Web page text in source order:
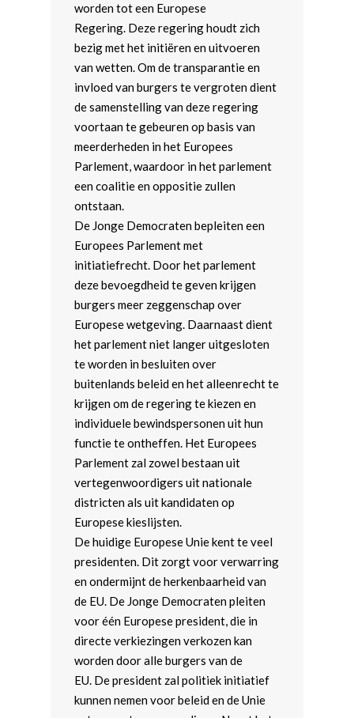
worden tot een Europese
Regering. Deze regering houdt zich
bezig met het initiëren en uitvoeren
van wetten. Om de transparantie en
invloed van burgers te vergroten dient
de samenstelling van deze regering
voortaan te gebeuren op basis van
meerderheden in het Europees
Parlement, waardoor in het parlement
een coalitie en oppositie zullen
ontstaan.
De Jonge Democraten bepleiten een
Europees Parlement met
initiatiefrecht. Door het parlement
deze bevoegdheid te geven krijgen
burgers meer zeggenschap over
Europese wetgeving. Daarnaast dient
het parlement niet langer uitgesloten
te worden in besluiten over
buitenlands beleid en het alleenrecht te
krijgen om de regering te kiezen en
individuele bewindspersonen uit hun
functie te ontheffen. Het Europees
Parlement zal zowel bestaan uit
vertegenwoordigers uit nationale
districten als uit kandidaten op
Europese kieslijsten.
De huidige Europese Unie kent te veel
presidenten. Dit zorgt voor verwarring
en ondermijnt de herkenbaarheid van
de EU. De Jonge Democraten pleiten
voor één Europese president, die in
directe verkiezingen verkozen kan
worden door alle burgers van de
EU. De president zal politiek initiatief
kunnen nemen voor beleid en de Unie